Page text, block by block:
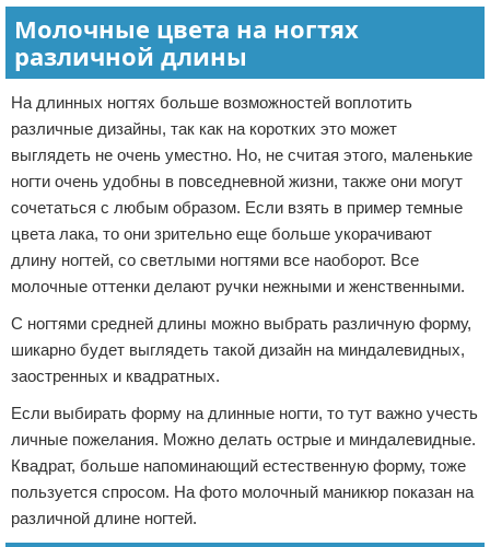
Молочные цвета на ногтях
различной длины
На длинных ногтях больше возможностей воплотить
различные дизайны, так как на коротких это может
выглядеть не очень уместно. Но, не считая этого, маленькие
ногти очень удобны в повседневной жизни, также они могут
сочетаться с любым образом. Если взять в пример темные
цвета лака, то они зрительно еще больше укорачивают
длину ногтей, со светлыми ногтями все наоборот. Все
молочные оттенки делают ручки нежными и женственными.
С ногтями средней длины можно выбрать различную форму,
шикарно будет выглядеть такой дизайн на миндалевидных,
заостренных и квадратных.
Если выбирать форму на длинные ногти, то тут важно учесть
личные пожелания. Можно делать острые и миндалевидные.
Квадрат, больше напоминающий естественную форму, тоже
пользуется спросом. На фото молочный маникюр показан на
различной длине ногтей.